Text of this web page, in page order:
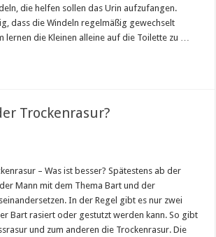
die helfen sollen das Urin aufzufangen.
dass die Windeln regelmäßig gewechselt
lernen die Kleinen alleine auf die Toilette zu …
Trockenrasur?
– Was ist besser? Spätestens ab der
Mann mit dem Thema Bart und der
In der Regel gibt es nur zwei
Bart rasiert oder gestutzt werden kann. So gibt
und zum anderen die Trockenrasur. Die